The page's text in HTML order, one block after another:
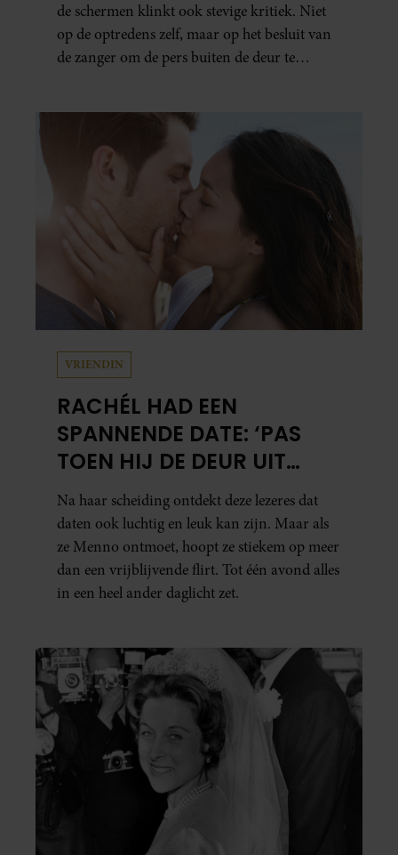
de schermen klinkt ook stevige kritiek. Niet
op de optredens zelf, maar op het besluit van
de zanger om de pers buiten de deur te
entertainmentjournalisten hun teleurstelling.
Volgens hen is Jan Smit de afgelopen jaren
steeds moeilijker bereikbaar geworden en
gunt hij de media nauwelijks nog interviews.
VRIENDIN
RACHÉL HAD EEN
SPANNENDE DATE: ‘PAS
TOEN HIJ DE DEUR UIT
WAS, BESEFTE IK WAT ER
ECHT WAS GEBEURD’
Na haar scheiding ontdekt deze lezeres dat
daten ook luchtig en leuk kan zijn. Maar als
ze Menno ontmoet, hoopt ze stiekem op meer
dan een vrijblijvende flirt. Tot één avond alles
in een heel ander daglicht zet.